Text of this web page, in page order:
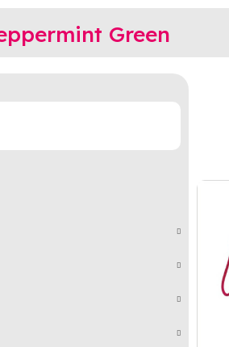
Green